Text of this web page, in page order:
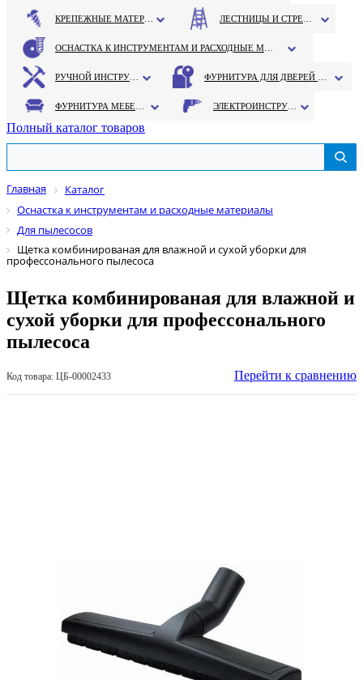
Полный каталог товаров
Главная
Каталог
Оснастка к инструментам и расходные материалы
Для пылесосов
Щетка комбинированая для влажной и сухой уборки для
профессонального пылесоса
Щетка комбинированая для влажной и
сухой уборки для профессонального
пылесоса
Код товара: ЦБ-00002433 Перейти к сравнению